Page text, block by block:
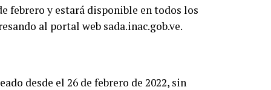
febrero y estará disponible en todos los
al portal web sada.inac.gob.ve.
desde el 26 de febrero de 2022, sin